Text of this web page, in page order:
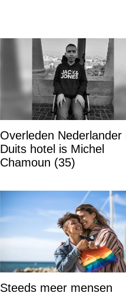
Overleden Nederlander
Duits hotel is Michel
Chamoun (35)
Steeds meer mensen